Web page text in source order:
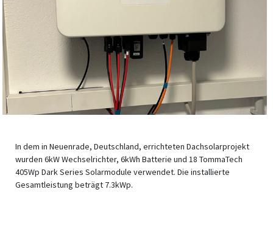
In dem in Neuenrade, Deutschland, errichteten Dachsolarprojekt
wurden 6kW Wechselrichter, 6kWh Batterie und 18 TommaTech
405Wp Dark Series Solarmodule verwendet. Die installierte
Gesamtleistung beträgt 7.3kWp.